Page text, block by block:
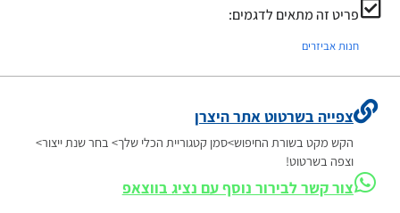
פריט זה מתאים לדגמים:
חנות אביזרים
צפייה בשרטוט אתר היצרן
הקש מקט בשורת החיפוש>סמן קטגוריית הכלי שלך> בחר שנת ייצור>
וצפה בשרטוט!
צור קשר לבירור נוסף עם נציג בווצאפ